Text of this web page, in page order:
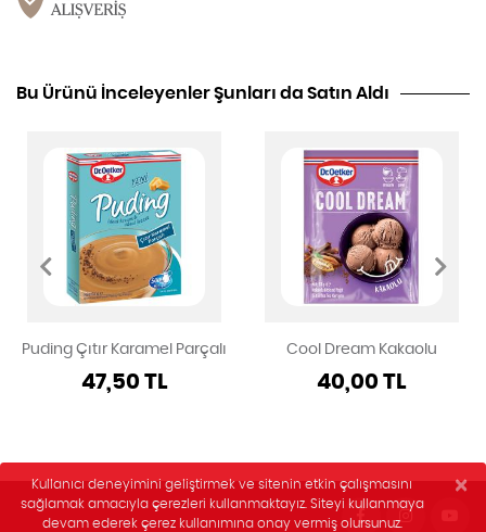
Bu Ürünü İnceleyenler Şunları da Satın Aldı
Puding Çıtır Karamel Parçalı
47,50 TL
Cool Dream Kakaolu
40,00 TL
egegen
×
Kullanıcı deneyimini geliştirmek ve sitenin etkin çalışmasını
sağlamak amacıyla çerezleri kullanmaktayız. Siteyi kullanmaya
devam ederek çerez kullanımına onay vermiş olursunuz.